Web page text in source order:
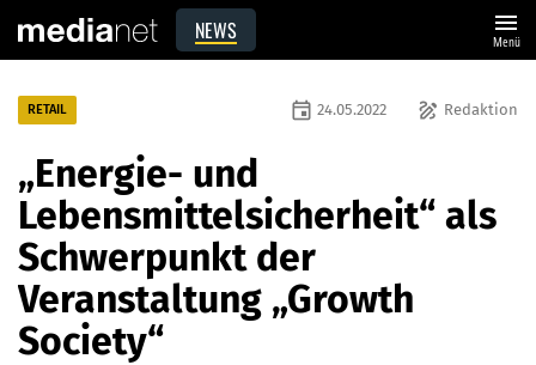
NEWS menu
Menü
RETAIL draw Redaktion
event 24.05.2022
„Energie- und
Lebensmittelsicherheit“ als
Schwerpunkt der
Veranstaltung „Growth
Society“